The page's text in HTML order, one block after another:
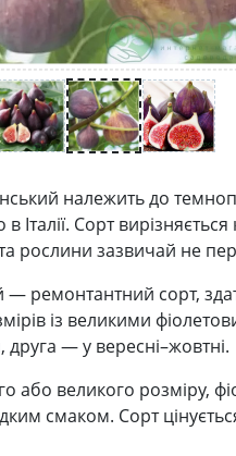
належить до
в Італії. Сорт
рослини зазвичай не
— ремонтантний сорт,
із великими
— у вересні–жовтні.
або великого розміру,
смаком. Сорт